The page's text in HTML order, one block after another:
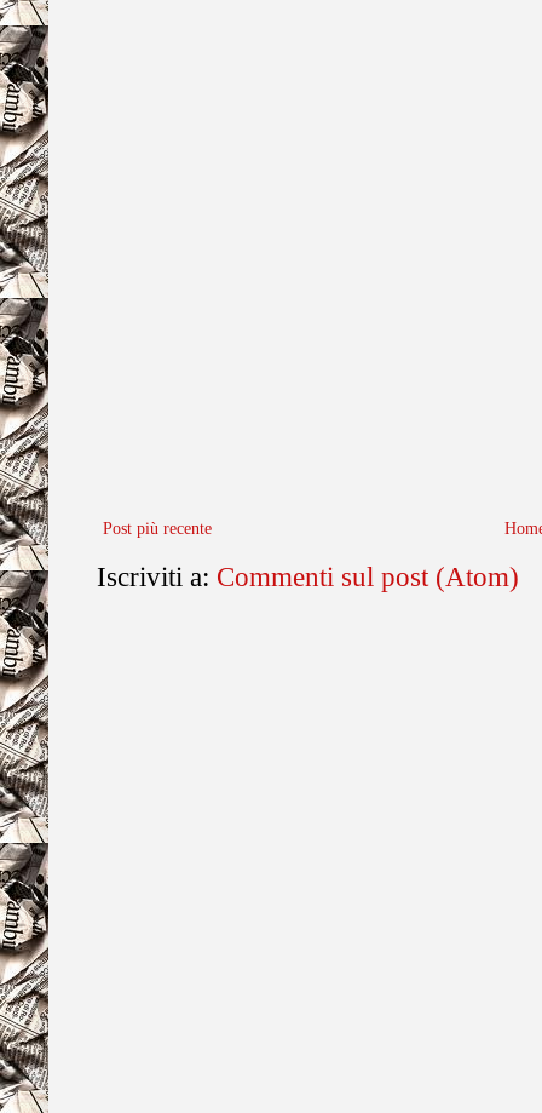
Post più recente
Iscriviti a: Commenti sul post (Atom)